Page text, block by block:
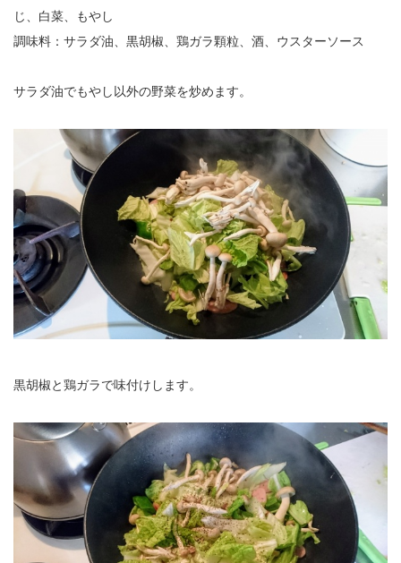
じ、白菜、もやし
調味料：サラダ油、黒胡椒、鶏ガラ顆粒、酒、ウスターソース
サラダ油でもやし以外の野菜を炒めます。
黒胡椒と鶏ガラで味付けします。